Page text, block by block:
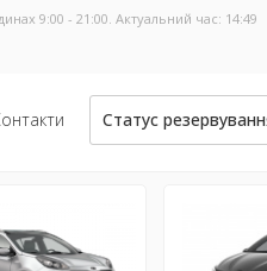
9:00 - 21:00. Актуальний час: 14:49
Статус